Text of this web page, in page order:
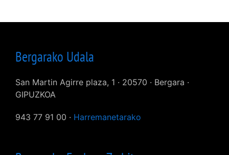
Bergarako Udala
San Martin Agirre plaza, 1 · 20570 · Bergara ·
GIPUZKOA
943 77 91 00 · Harremanetarako